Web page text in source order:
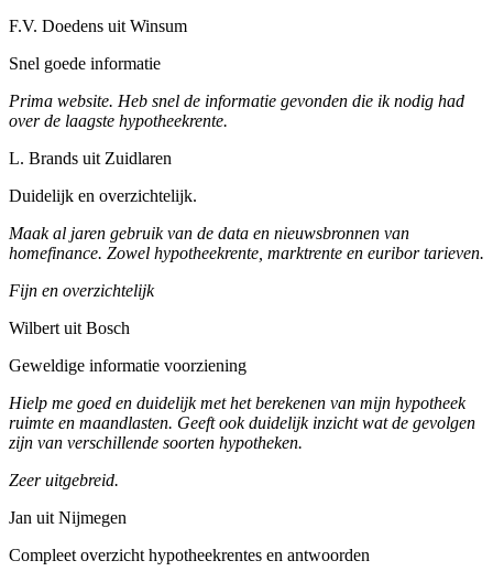
F.V. Doedens uit Winsum
Snel goede informatie
Prima website. Heb snel de informatie gevonden die ik nodig had
over de laagste hypotheekrente.
L. Brands uit Zuidlaren
Duidelijk en overzichtelijk.
Maak al jaren gebruik van de data en nieuwsbronnen van
homefinance. Zowel hypotheekrente, marktrente en euribor tarieven.
Fijn en overzichtelijk
Wilbert uit Bosch
Geweldige informatie voorziening
Hielp me goed en duidelijk met het berekenen van mijn hypotheek
ruimte en maandlasten. Geeft ook duidelijk inzicht wat de gevolgen
zijn van verschillende soorten hypotheken.
Zeer uitgebreid.
Jan uit Nijmegen
Compleet overzicht hypotheekrentes en antwoorden